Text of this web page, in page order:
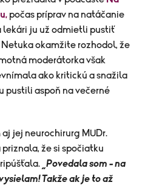
počas príprav na natáčanie
lekári ju už odmietli pustiť
okamžite rozhodol, že
moderátorka však
ako kritickú a snažila
pustili aspoň na večerné
jej neurochirurg MUDr.
že si spočiatku
„Povedala som – na
Takže ak je to až